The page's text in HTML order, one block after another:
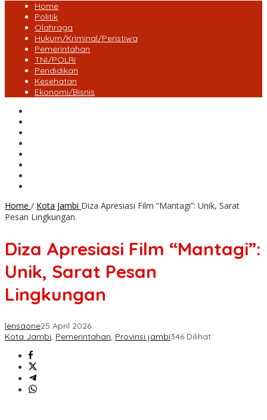
Home
Politik
Olahraga
Hukum/Kriminal/Peristiwa
Pemerintahan
TNI/POLRI
Pendidikan
Kesehatan
Ekonomi/Bisnis
Home / Kota Jambi Diza Apresiasi Film “Mantagi”: Unik, Sarat
Pesan Lingkungan
Diza Apresiasi Film “Mantagi”:
Unik, Sarat Pesan
Lingkungan
lensaone25 April 2026
Kota Jambi, Pemerintahan, Provinsi jambi346 Dilihat